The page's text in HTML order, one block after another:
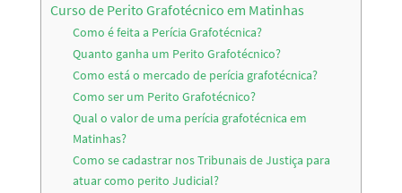
Curso de Perito Grafotécnico em Matinhas
Como é feita a Perícia Grafotécnica?
Quanto ganha um Perito Grafotécnico?
Como está o mercado de perícia grafotécnica?
Como ser um Perito Grafotécnico?
Qual o valor de uma perícia grafotécnica em
Matinhas?
Como se cadastrar nos Tribunais de Justiça para
atuar como perito Judicial?